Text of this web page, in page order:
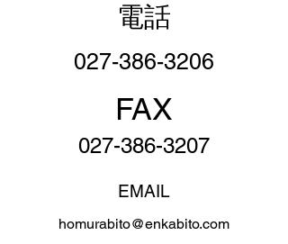
電話
​027-386-3206
FAX
​027-386-3207
EMAIL
homurabito@enkabito.com